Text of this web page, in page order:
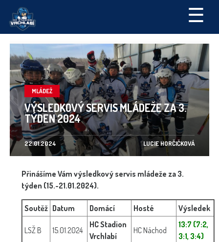
☰
MLÁDEŽ
VÝSLEDKOVÝ SERVIS MLÁDEŽE ZA 3.
TÝDEN 2024
22.01.2024 LUCIE HORČIČKOVÁ
Přinášíme Vám výsledkový servis mládeže za 3.
týden (15.-21.01.2024).
Soutěž Datum Domácí Hosté Výsledek
LSŽ B 15.01.2024
HC Stadion
Vrchlabí
HC Náchod
13:7 (7:2,
3:1, 3:4)